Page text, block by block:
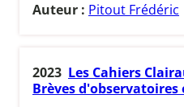
Auteur : Pitout Frédéric
2023 Les Cahiers
Brèves